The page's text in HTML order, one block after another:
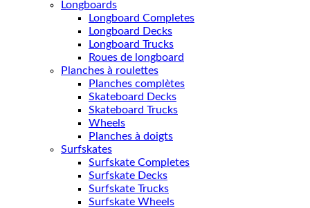
Longboards
Longboard Completes
Longboard Decks
Longboard Trucks
Roues de longboard
Planches à roulettes
Planches complètes
Skateboard Decks
Skateboard Trucks
Wheels
Planches à doigts
Surfskates
Surfskate Completes
Surfskate Decks
Surfskate Trucks
Surfskate Wheels